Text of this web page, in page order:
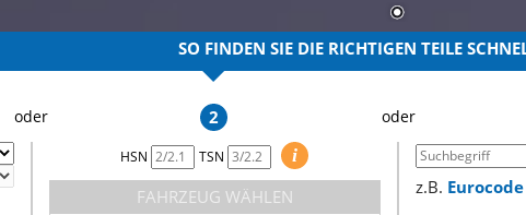
SO FINDEN SIE DIE RICHTIGEN TEILE
2
HSN TSN
i
FAHRZEUG WÄHLEN
z.B. Eurocode